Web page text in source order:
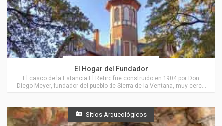
El Hogar del Fundador
El casco de la Estancia El Retiro fue construido en 1904 por Don
Diego Meyer, fundador del pueblo de Sierra de la Ventana, muy cerca
Sitios Arqueológicos